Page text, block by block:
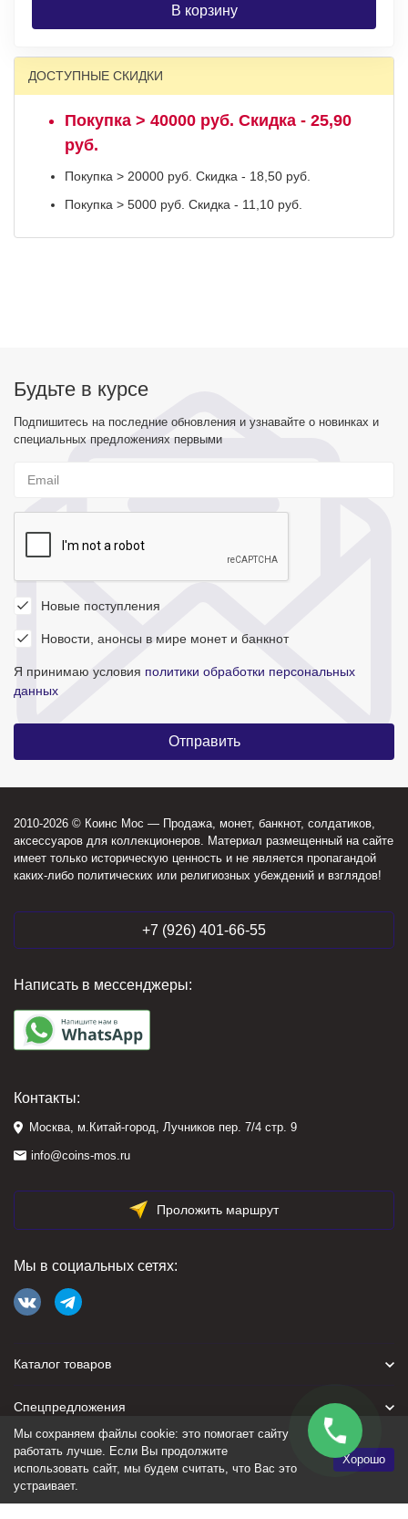
В корзину
ДОСТУПНЫЕ СКИДКИ
Покупка > 40000 руб. Скидка - 25,90
руб.
Покупка > 20000 руб. Скидка - 18,50 руб.
Покупка > 5000 руб. Скидка - 11,10 руб.
Будьте в курсе
Подпишитесь на последние обновления и узнавайте о новинках и
специальных предложениях первыми
Новые поступления
Новости, анонсы в мире монет и банкнот
Я принимаю условия политики обработки персональных
данных
2010-2026 © Коинс Мос — Продажа, монет, банкнот, солдатиков,
аксессуаров для коллекционеров. Материал размещенный на сайте
имеет только историческую ценность и не является пропагандой
каких-либо политических или религиозных убеждений и взглядов!
+7 (926) 401-66-55
Написать в мессенджеры:
Контакты:
Москва, м.Китай-город, Лучников пер. 7/4 стр. 9
info@coins-mos.ru
Проложить маршрут
Мы в социальных сетях:
Каталог товаров
Спецпредложения
Для покупателя
Политика персональных данных
Мы сохраняем файлы cookie: это помогает сайту
работать лучше. Если Вы продолжите
использовать сайт, мы будем считать, что Вас это
устраивает.
Хорошо